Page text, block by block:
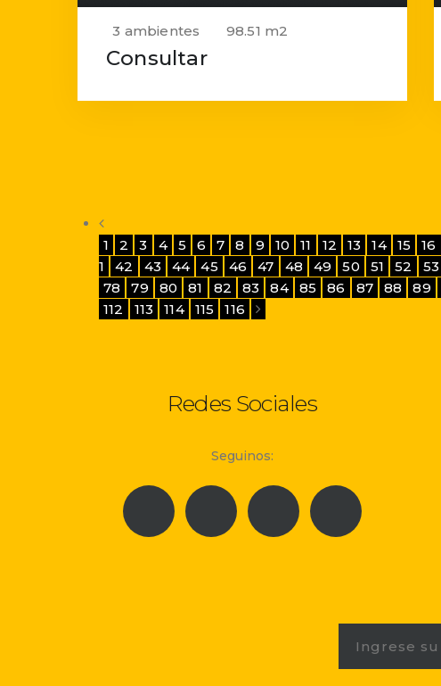
3 ambientes 98.51 m2
Consultar
1 2 3 4 5 6 7 8 9 10 11 12 13 14 15 16
1
42 43 44 45 46 47 48 49 50 51 52 53
78
79 80 81 82 83 84 85 86 87 88 89
112
113 114 115 116
Redes Sociales
Seguinos: